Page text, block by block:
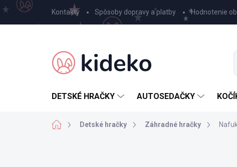
Prejsť
na
obsah
Kontakty Spôsoby dopravy a platby Hodnotenie
DETSKÉ HRAČKY AUTOSEDAČKY
DomovDetské hračky Záhradné hračky